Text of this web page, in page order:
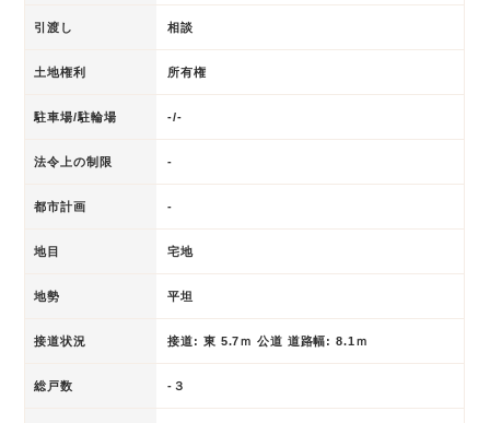
引渡し 相談
土地権利 所有権
駐車場/駐輪場 -/-
法令上の制限 -
都市計画 -
地目 宅地
地勢 平坦
接道状況 接道: 東 5.7ｍ 公道 道路幅: 8.1ｍ
総戸数 -３